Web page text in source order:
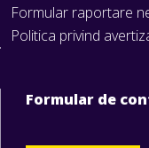
Formular raportare
Politica privind
Formular de